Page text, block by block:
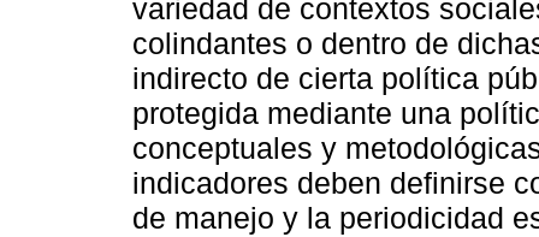
variedad de contextos
colindantes o dentro de
indirecto de cierta política
protegida mediante una
conceptuales y
indicadores deben definirse
de manejo y la periodicidad